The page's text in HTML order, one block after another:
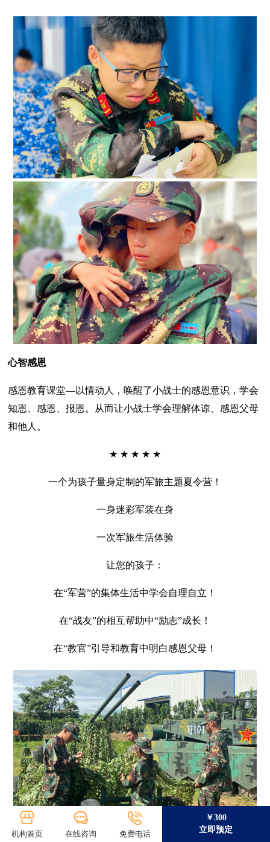
心智感恩
感恩教育课堂—以情动人，唤醒了小战士的感恩意识，学会
知恩、感恩、报恩。从而让小战士学会理解体谅、感恩父母
和他人。
★ ★ ★ ★ ★
一个为孩子量身定制的军旅主题夏令营！
一身迷彩军装在身
一次军旅生活体验
让您的孩子：
在“军营”的集体生活中学会自理自立！
在“战友”的相互帮助中“励志”成长！
在“教官”引导和教育中明白感恩父母！
机构首页 在线咨询 免费电话
￥300
立即预定